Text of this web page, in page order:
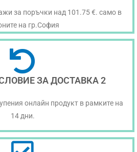
за поръчки над 101.75 €. само в
на гр.София
ЗА ДОСТАВКА 2
онлайн продукт в рамките на
14 дни.